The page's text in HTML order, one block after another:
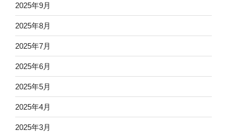
2025年9月
2025年8月
2025年7月
2025年6月
2025年5月
2025年4月
2025年3月